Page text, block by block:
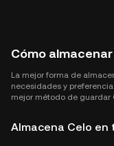
Cómo almacenar
La mejor forma de
necesidades y
mejor método de guardar
Almacena Celo en